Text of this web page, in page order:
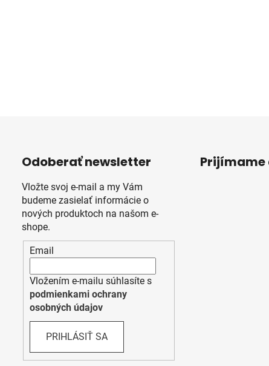
Odoberať newsletter
Vložte svoj e-mail a my Vám
budeme zasielať informácie o
nových produktoch na našom e-
shope.
Email
Vložením e-mailu súhlasíte s
podmienkami ochrany
osobných údajov
PRIHLÁSIŤ SA